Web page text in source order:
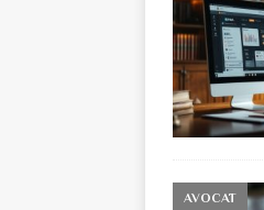
AVOCAT